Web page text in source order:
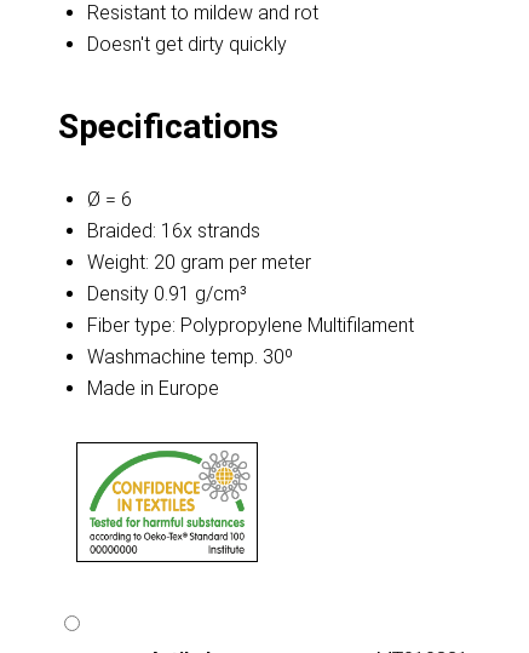
Resistant to mildew and rot
Doesn't get dirty quickly
Specifications
Ø = 6
Braided: 16x strands
Weight: 20 gram per meter
Density 0.91 g/cm³
Fiber type: Polypropylene Multifilament
Washmachine temp. 30º
Made in Europe